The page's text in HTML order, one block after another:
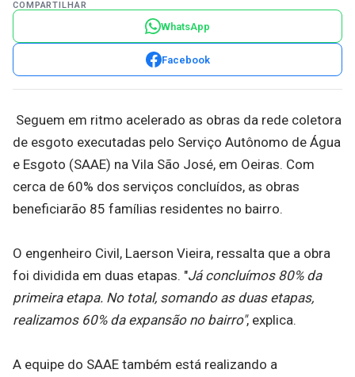
COMPARTILHAR
WhatsApp
Facebook
Seguem em ritmo acelerado as obras da rede coletora
de esgoto executadas pelo Serviço Autônomo de Água
e Esgoto (SAAE) na Vila São José, em Oeiras. Com
cerca de 60% dos serviços concluídos, as obras
beneficiarão 85 famílias residentes no bairro.
O engenheiro Civil, Laerson Vieira, ressalta que a obra
foi dividida em duas etapas. "Já concluímos 80% da
primeira etapa. No total, somando as duas etapas,
realizamos 60% da expansão no bairro", explica.
A equipe do SAAE também está realizando a